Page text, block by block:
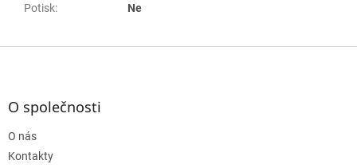
Potisk: Ne
Z
O společnosti
O nás
Kontakty